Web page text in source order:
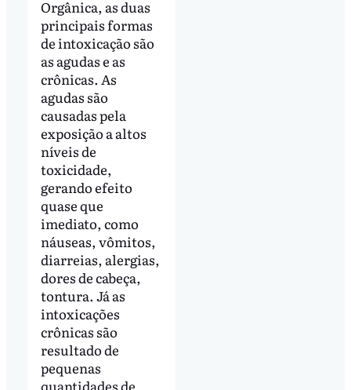
Orgânica, as duas
principais formas
de intoxicação são
as agudas e as
crônicas. As
agudas são
causadas pela
exposição a altos
níveis de
toxicidade,
gerando efeito
quase que
imediato, como
náuseas, vômitos,
diarreias, alergias,
dores de cabeça,
tontura. Já as
intoxicações
crônicas são
resultado de
pequenas
quantidades de